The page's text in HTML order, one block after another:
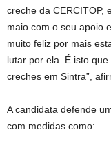
creche da CERCITOP,
maio com o seu apoio
muito feliz por mais
lutar por ela. É isto
creches em Sintra”,
A candidata defende
com medidas como: